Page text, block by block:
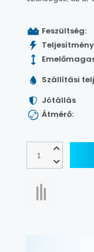
Feszültség:
Szállítási
Jótállás
Átmérő: